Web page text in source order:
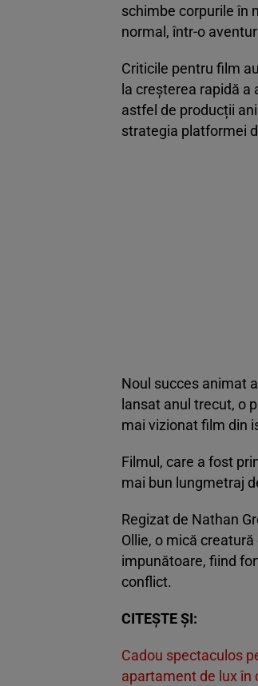
schimbe corpurile în
normal, într-o
Criticile pentru film
la creșterea rapidă
astfel de producții
strategia platformei
Noul succes animat
lansat anul trecut, o
mai vizionat film din
Filmul, care a fost
mai bun lungmetraj
Regizat de Nathan
Ollie, o mică
impunătoare, fiind
conflict.
CITEȘTE ȘI:
Cadou spectaculos
apartament de lux în